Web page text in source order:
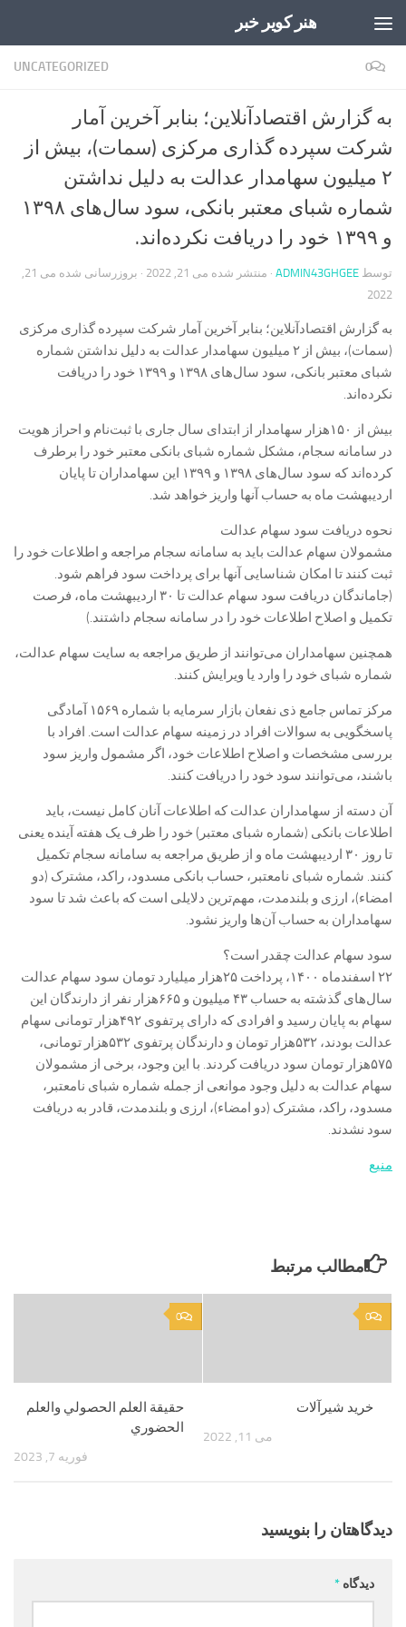
هنر کویر خبر
UNCATEGORIZED 0
به گزارش اقتصادآنلاین؛ بنابر آخرین آمار
شرکت سپرده گذاری مرکزی (سمات)، بیش از
۲ میلیون سهامدار عدالت به دلیل نداشتن
شماره شبای معتبر بانکی، سود سال‌های ۱۳۹۸
و ۱۳۹۹ خود را دریافت نکرده‌اند.
توسط ADMIN43GHGEE · منتشر شده می 21, 2022 · بروزرسانی شده
می 21,
2022
به گزارش اقتصادآنلاین؛ بنابر آخرین آمار شرکت سپرده گذاری مرکزی
(سمات)، بیش از ۲ میلیون سهامدار عدالت به دلیل نداشتن شماره
شبای معتبر بانکی، سود سال‌های ۱۳۹۸ و ۱۳۹۹ خود را دریافت
نکرده‌اند.
بیش از ۱۵۰هزار سهامدار از ابتدای سال جاری با ثبت‌نام و احراز هویت
در سامانه سجام، مشکل شماره شبای بانکی معتبر خود را برطرف
کرده‌اند که سود سال‌های ۱۳۹۸ و ۱۳۹۹ این سهامداران تا پایان
اردیبهشت ماه به حساب آنها واریز خواهد شد.
نحوه دریافت سود سهام عدالت
مشمولان سهام عدالت باید به سامانه سجام مراجعه و اطلاعات خود را
ثبت کنند تا امکان شناسایی آنها برای پرداخت سود فراهم شود.
(جاماندگان دریافت سود سهام عدالت تا ۳۰ اردیبهشت ماه، فرصت
تکمیل و اصلاح اطلاعات خود را در سامانه سجام داشتند.)
همچنین سهامداران می‌توانند از طریق مراجعه به سایت سهام عدالت،
شماره شبای خود را وارد یا ویرایش کنند.
مرکز تماس جامع ذی نفعان بازار سرمایه با شماره ۱۵۶۹ آمادگی
پاسخگویی به سوالات افراد در زمینه سهام عدالت است. افراد با
بررسی مشخصات و اصلاح اطلاعات خود، اگر مشمول واریز سود
باشند، می‌توانند سود خود را دریافت کنند.
آن دسته از سهامداران عدالت که اطلاعات آنان کامل نیست، باید
اطلاعات بانکی (شماره شبای معتبر) خود را ظرف یک هفته آینده یعنی
تا روز ۳۰ اردیبهشت ماه و از طریق مراجعه به سامانه سجام تکمیل
کنند. شماره شبای نامعتبر، حساب بانکی مسدود، راکد، مشترک (دو
امضاء)، ارزی و بلندمدت، مهم‌ترین دلایلی است که باعث شد تا سود
سهامداران به حساب آن‌ها واریز نشود.
سود سهام عدالت چقدر است؟
۲۲ اسفندماه ۱۴۰۰، پرداخت ۲۵هزار میلیارد تومان سود سهام عدالت
سال‌های گذشته به حساب ۴۳ میلیون و ۶۶۵هزار نفر از دارندگان این
سهام به پایان رسید و افرادی که دارای پرتفوی ۴۹۲هزار تومانی سهام
عدالت بودند، ۵٣٢هزار تومان و دارندگان پرتفوی ۵٣٢هزار تومانی،
۵٧۵هزار تومان سود دریافت کردند. با این وجود، برخی از مشمولان
سهام عدالت به دلیل وجود موانعی از جمله شماره شبای نامعتبر،
مسدود، راکد، مشترک (دو امضاء)، ارزی و بلندمدت، قادر به دریافت
سود نشدند.
منیع
مطالب مرتبط
0
حقيقة العلم الحصولي والعلم
الحضوري
فوریه 7, 2023
0
خرید شیرآلات
می 11, 2022
دیدگاهتان را بنویسید
دیدگاه *